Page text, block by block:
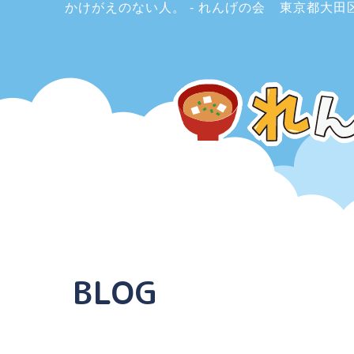
かけがえのない人。 - れんげの会 東京都大田
BLOG